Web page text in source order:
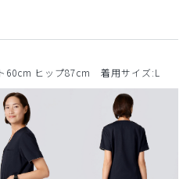
60cm ヒップ87cm 着用サイズ:L